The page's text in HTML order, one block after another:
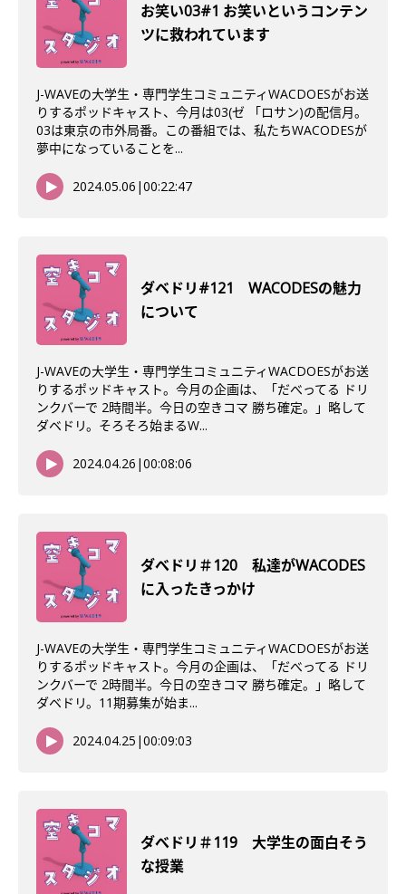
お笑い03#1 お笑いというコンテン
ツに救われています
J-WAVEの大学生・専門学生コミュニティWACDOESがお送
りするポッドキャスト、今月は03(ゼ 「ロサン)の配信月。
03は東京の市外局番。この番組では、私たちWACODESが
夢中になっていることを...
2024.05.06 |00:22:47
ダベドリ#121 WACODESの魅力
について
J-WAVEの大学生・専門学生コミュニティWACDOESがお送
りするポッドキャスト。今月の企画は、「だべってる ドリ
ンクバーで 2時間半。今日の空きコマ 勝ち確定。」略して
ダベドリ。そろそろ始まるW...
2024.04.26 |00:08:06
ダべドリ＃120 私達がWACODES
に入ったきっかけ
J-WAVEの大学生・専門学生コミュニティWACDOESがお送
りするポッドキャスト。今月の企画は、「だべってる ドリ
ンクバーで 2時間半。今日の空きコマ 勝ち確定。」略して
ダベドリ。11期募集が始ま...
2024.04.25 |00:09:03
ダべドリ＃119 大学生の面白そう
な授業